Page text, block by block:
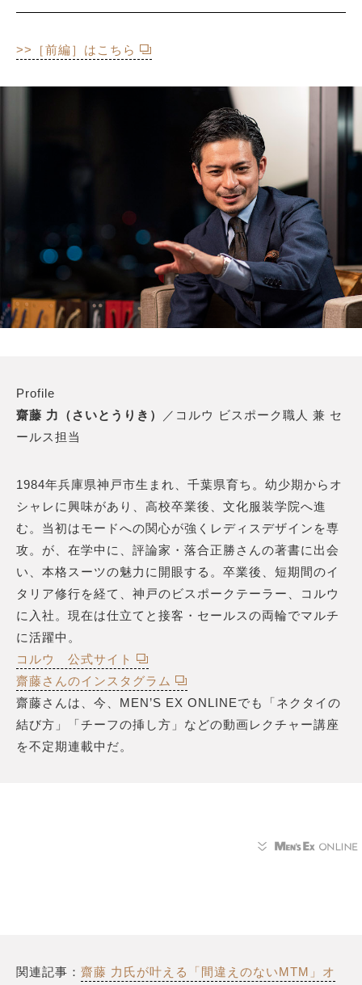
>>［前編］はこちら
Profile
齋藤 力（さいとうりき）
／コルウ ビスポーク職人 兼 セ
ールス担当
1984年兵庫県神戸市生まれ、千葉県育ち。幼少期からオ
シャレに興味があり、高校卒業後、文化服装学院へ進
む。当初はモードへの関心が強くレディスデザインを専
攻。が、在学中に、評論家・落合正勝さんの著書に出会
い、本格スーツの魅力に開眼する。卒業後、短期間のイ
タリア修行を経て、神戸のビスポークテーラー、コルウ
に入社。現在は仕立てと接客・セールスの両輪でマルチ
に活躍中。
コルウ 公式サイト
齋藤さんのインスタグラム
齋藤さんは、今、MEN’S EX ONLINEでも「ネクタイの
結び方」「チーフの挿し方」などの動画レクチャー講座
を不定期連載中だ。
関連記事： 齋藤 力氏が叶える「間違えのないMTM」オ